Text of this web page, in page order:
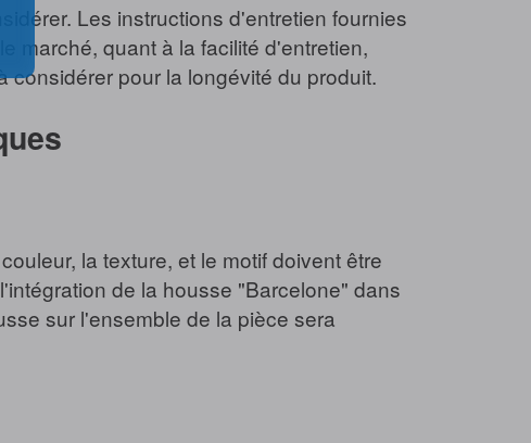
Les instructions d'entretien fournies
marché, quant à la facilité d'entretien,
pour la longévité du produit.
la texture, et le motif doivent être
de la housse "Barcelone" dans
sur l'ensemble de la pièce sera